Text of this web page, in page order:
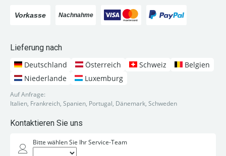
Lieferung nach
Deutschland
Österreich Schweiz
Belgien
Niederlande
Luxemburg
Auf Anfrage:
Italien, Frankreich, Spanien, Portugal, Dänemark, Schweden
Kontaktieren Sie uns
Bitte wählen Sie Ihr Service-Team